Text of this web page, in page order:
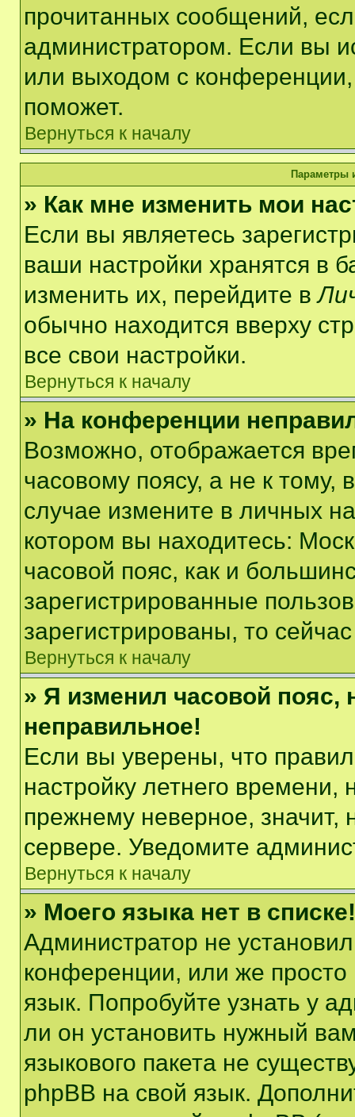
прочитанных сообщений,
администратором. Если вы
или выходом с
поможет.
Вернуться к началу
Параметры
» Как мне изменить мои
Если вы являетесь
ваши настройки хранятся в
изменить их, перейдите в
обычно находится вверху
все свои настройки.
Вернуться к началу
» На конференции
Возможно, отображается
часовому поясу, а не к тому,
случае измените в личных
котором вы находитесь:
часовой пояс, как и
зарегистрированные
зарегистрированы, то
Вернуться к началу
» Я изменил часовой пояс,
неправильное!
Если вы уверены, что
настройку летнего
прежнему неверное, значит,
сервере. Уведомите
Вернуться к началу
» Моего языка нет в списке!
Администратор не
конференции, или же
язык. Попробуйте узнать у
ли он установить нужный
языкового пакета не
phpBB на свой язык.